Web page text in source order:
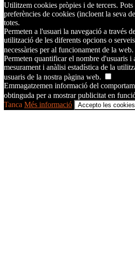
Utilitzem cookies pròpies i de tercers. Pots
preferències de cookies (incloent la seva
totes.
Permeten a l'usuari la navegació a través
utilització de les diferents opcions o
necessàries per al funcionament de la web.
Permeten quantificar el nombre d'usuaris i
mesurament i anàlisi estadística de la
usuaris de la nostra pàgina web.
Emmagatzemen informació del
obtinguda per a mostrar publicitat en
Tanca Més informació Accepto les cookies